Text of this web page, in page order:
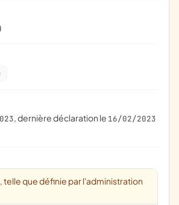
, dernière déclaration le 16/02/2023
telle que définie par l'administration